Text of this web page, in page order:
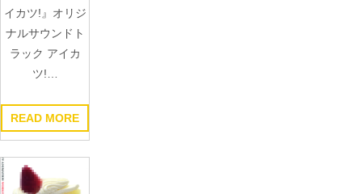
イカツ!』オリジ
ナルサウンドト
ラック アイカ
ツ!…
READ MORE